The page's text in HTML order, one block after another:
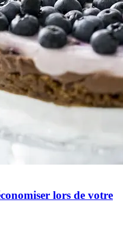
lors de votre